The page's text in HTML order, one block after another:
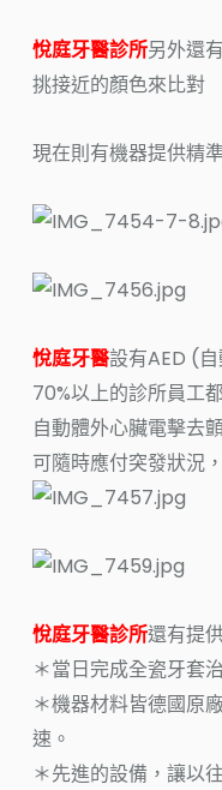
悅庭牙醫診所另外還
挑接近的顏色來比對
現在則有機器提供精
悅庭牙醫設有AED (
70%以上的診所員工
自動體外心臟電擊去
可隨時應付突發狀況
悅庭牙醫診所還有提
＊當日完成全瓷牙套
＊機器材料皆德國原
速。
＊先進的設備，讓以